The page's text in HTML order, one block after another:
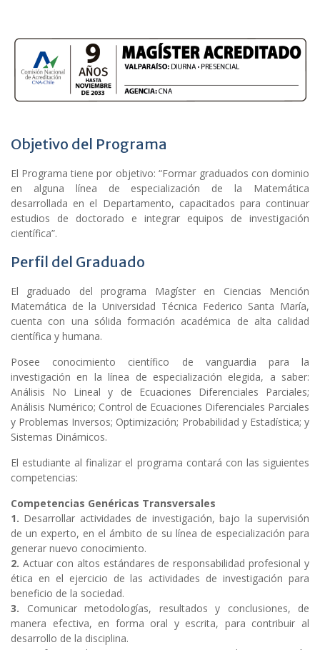
Objetivo del Programa
El Programa tiene por objetivo: “Formar graduados con dominio
en alguna línea de especialización de la Matemática
desarrollada en el Departamento, capacitados para continuar
estudios de doctorado e integrar equipos de investigación
científica”.
Perfil del Graduado
El graduado del programa Magíster en Ciencias Mención
Matemática de la Universidad Técnica Federico Santa María,
cuenta con una sólida formación académica de alta calidad
científica y humana.
Posee conocimiento científico de vanguardia para la
investigación en la línea de especialización elegida, a saber:
Análisis No Lineal y de Ecuaciones Diferenciales Parciales;
Análisis Numérico; Control de Ecuaciones Diferenciales Parciales
y Problemas Inversos; Optimización; Probabilidad y Estadística; y
Sistemas Dinámicos.
El estudiante al finalizar el programa contará con las siguientes
competencias:
Competencias Genéricas Transversales
1. Desarrollar actividades de investigación, bajo la supervisión
de un experto, en el ámbito de su línea de especialización para
generar nuevo conocimiento.
2. Actuar con altos estándares de responsabilidad profesional y
ética en el ejercicio de las actividades de investigación para
beneficio de la sociedad.
3. Comunicar metodologías, resultados y conclusiones, de
manera efectiva, en forma oral y escrita, para contribuir al
desarrollo de la disciplina.